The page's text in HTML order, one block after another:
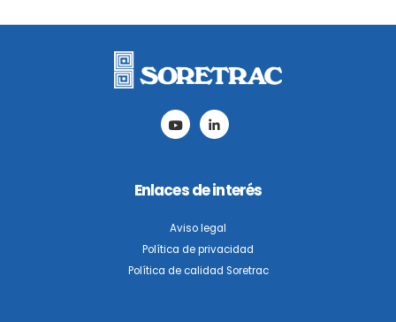
este
Enlaces de interés
Aviso legal
Política de privacidad
Política de calidad Soretrac